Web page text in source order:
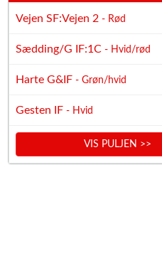
Vejen SF:Vejen 2 - Rød
Sædding/G IF:1C - Hvid/rød
Harte G&IF - Grøn/hvid
Gesten IF - Hvid
VIS PULJEN >>